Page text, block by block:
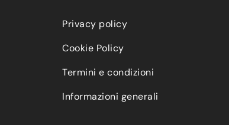
Privacy policy
Cookie Policy
Termini e condizioni
Informazioni generali